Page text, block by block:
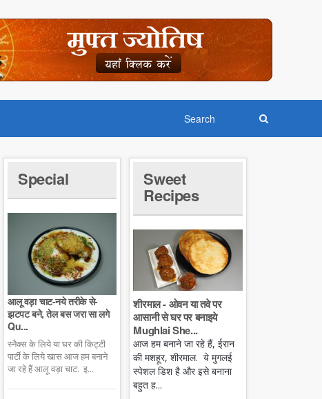
Special
आलू वड़ा चाट-नये तरीके से-
झटपट बने, तेल बस जरा सा लगे
Qu...
स्नैक्स के लिये या घर की किट्टी
पार्टी के लिये खास आज हम बनाने
जा रहे हैं आलू वड़ा चाट. इ...
Sweet
Recipes
शीरमाल - ओवन या तवे पर
आसानी से घर पर बनाइये
Mughlai She...
आज हम बनाने जा रहे हैं, ईरान
की मशहूर, शीरमाल. ये मुगलई
स्पेशल डिश है और इसे बनाना
बहुत ह...